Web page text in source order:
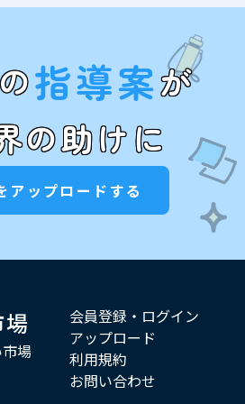
指導案が
の助けに
アップロードする
場
会員登録・ログイン
アップロード
利用規約
お問い合わせ